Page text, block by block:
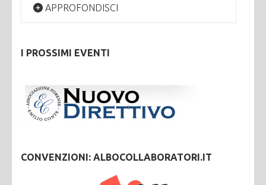
APPROFONDISCI
I PROSSIMI EVENTI
CONVENZIONI: ALBOCOLLABORATORI.IT